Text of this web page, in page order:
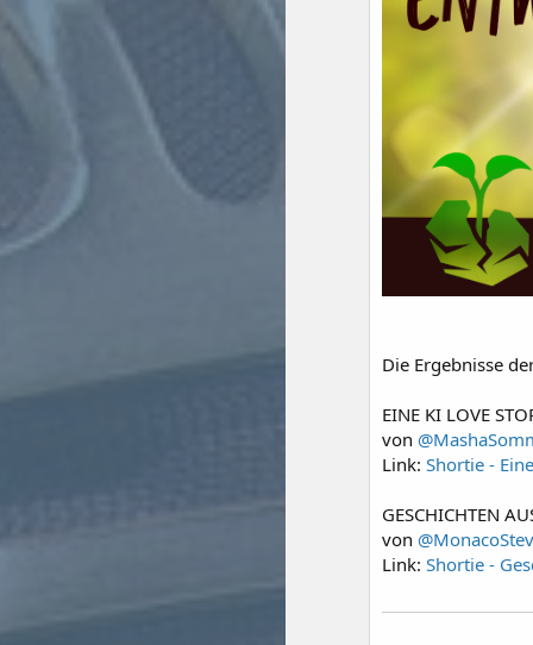
Die Ergebnisse
EINE KI LOVE
von
Link:Shortie -
GESCHICHTEN
von
Link:Shortie -